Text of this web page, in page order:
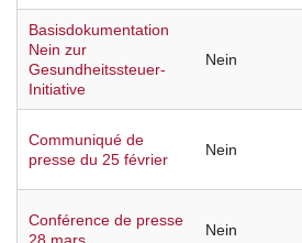
Basisdokumentation
Nein zur
Gesundheitssteuer-
Initiative
Nein
Communiqué de
presse du 25 février
Nein
Conférence de presse
Nein